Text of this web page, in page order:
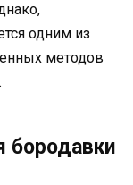
одним из
методов
бородавки